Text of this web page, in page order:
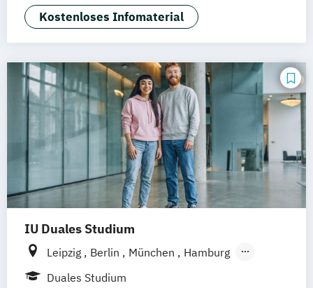
Wirtschaftspsychologie
Kostenloses Infomaterial
IU Duales Studium
Leipzig Berlin München
Hamburg
Frankfurt am Main
Duales Studium